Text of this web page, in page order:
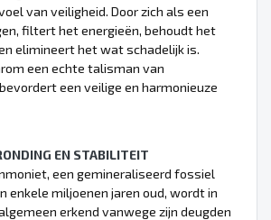
van veiligheid. Door zich als een
filtert het energieën, behoudt het
elimineert het wat schadelijk is.
een echte talisman van
een veilige en harmonieuze
EN STABILITEIT
een gemineraliseerd fossiel
enkele miljoenen jaren oud, wordt in
erkend vanwege zijn deugden